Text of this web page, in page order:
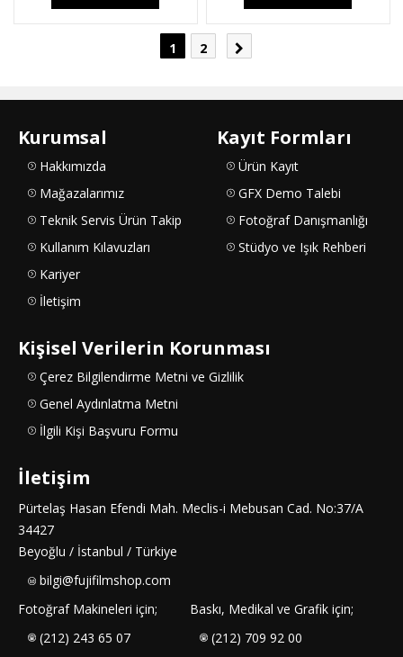
1 2
Kurumsal
Hakkımızda
Mağazalarımız
Teknik Servis Ürün Takip
Kullanım Kılavuzları
Kariyer
İletişim
Kayıt Formları
Ürün Kayıt
GFX Demo Talebi
Fotoğraf Danışmanlığı
Stüdyo ve Işık Rehberi
Kişisel Verilerin Korunması
Çerez Bilgilendirme Metni ve Gizlilik
Genel Aydınlatma Metni
İlgili Kişi Başvuru Formu
İletişim
Pürtelaş Hasan Efendi Mah. Meclis-i Mebusan Cad. No:37/A
34427
Beyoğlu / İstanbul / Türkiye
bilgi@fujifilmshop.com
Fotoğraf Makineleri için;
(212) 243 65 07
Baskı, Medikal ve Grafik için;
(212) 709 92 00